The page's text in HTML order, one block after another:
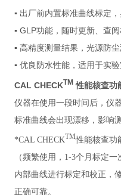
▪ 出厂前内置标准曲线标定
▪ GLP功能，随时更新、查
▪ 高精度测量结果，光源防
▪ 优良防水性能，适用于实
CAL CHECKTM性能核查功
仪器在使用一段时间后，仪
标准曲线会出现漂移，影响
*CAL CHECKTM性能核查功
（频繁使用， 1-3个月标定一
内部曲线进行标定和校正，
正确可靠。